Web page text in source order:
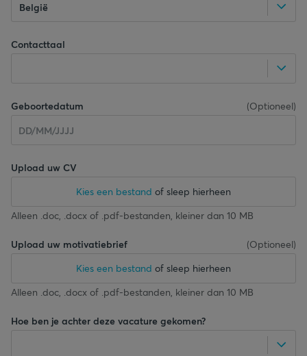
België
Contacttaal
Geboortedatum (Optioneel)
Upload uw CV
Kies een bestand of sleep hierheen
Alleen .doc, .docx of .pdf-bestanden, kleiner dan 10 MB
Upload uw motivatiebrief (Optioneel)
Kies een bestand of sleep hierheen
Alleen .doc, .docx of .pdf-bestanden, kleiner dan 10 MB
Hoe ben je achter deze vacature gekomen?